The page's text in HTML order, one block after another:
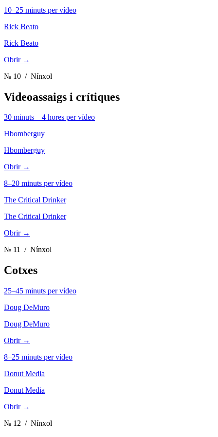
10–25 minuts per vídeo
Rick Beato
Rick Beato
Obrir →
№ 10 / Nínxol
Videoassaigs i crítiques
30 minuts – 4 hores per vídeo
Hbomberguy
Hbomberguy
Obrir →
8–20 minuts per vídeo
The Critical Drinker
The Critical Drinker
Obrir →
№ 11 / Nínxol
Cotxes
25–45 minuts per vídeo
Doug DeMuro
Doug DeMuro
Obrir →
8–25 minuts per vídeo
Donut Media
Donut Media
Obrir →
№ 12 / Nínxol